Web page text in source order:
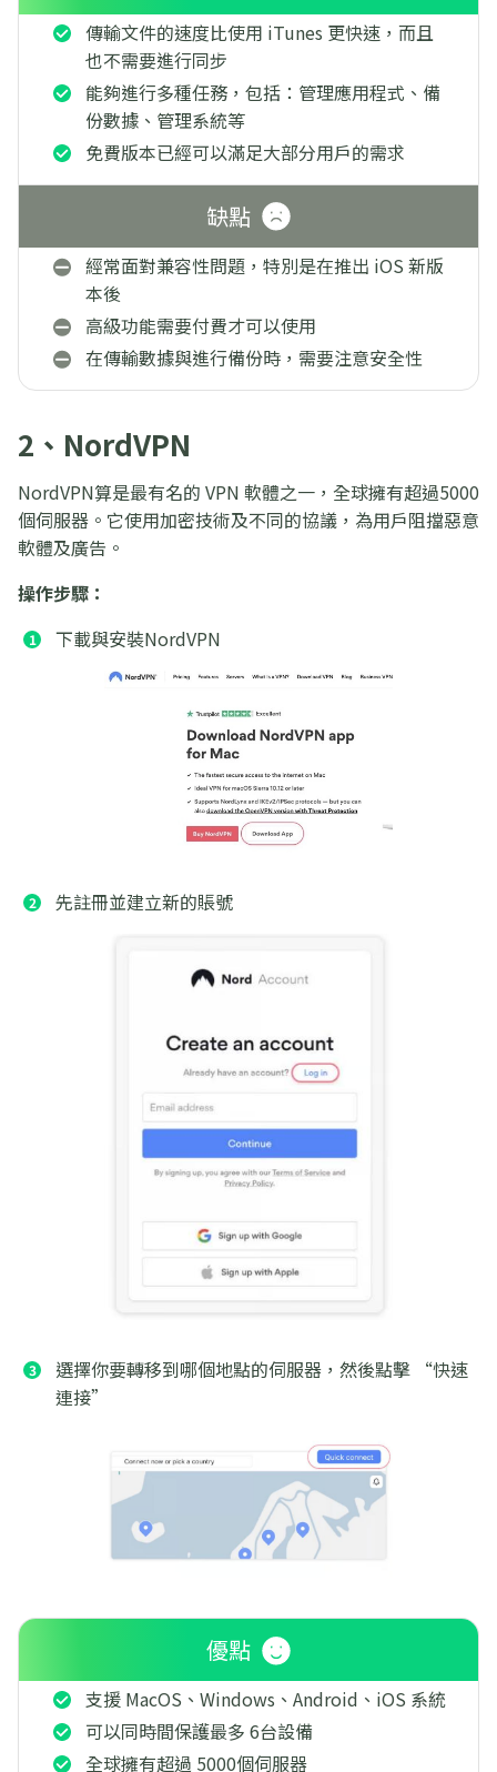
傳輸文件的速度比使用 iTunes 更快速，而且
也不需要進行同步
能夠進行多種任務，包括：管理應用程式、備
份數據、管理系統等
免費版本已經可以滿足大部分用戶的需求
缺點
經常面對兼容性問題，特別是在推出 iOS 新版
本後
高級功能需要付費才可以使用
在傳輸數據與進行備份時，需要注意安全性
2、NordVPN
NordVPN算是最有名的 VPN 軟體之一，全球擁有超過5000
個伺服器。它使用加密技術及不同的協議，為用戶阻擋惡意
軟體及廣告。
操作步驟：
下載與安裝NordVPN
先註冊並建立新的賬號
選擇你要轉移到哪個地點的伺服器，然後點擊 “快速
連接”
優點
支援 MacOS、Windows、Android、iOS 系統
可以同時間保護最多 6台設備
全球擁有超過 5000個伺服器